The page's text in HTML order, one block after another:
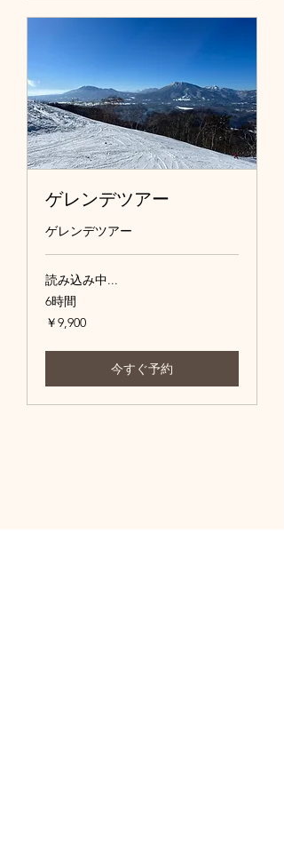
ゲレンデツアー
ゲレンデツアー
読み込み中...
6時間
9,900
円
￥9,900
今すぐ予約